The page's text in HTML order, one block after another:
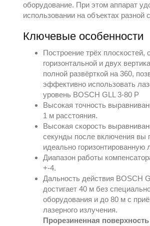
оборудование. При этом аппарат
использовании на объектах разной
Ключевые особенности
Построение трёх плоскостей,
горизонтальной и двух
полной развёрткой на 360,
эффективно использовать
уровень BOSCH GLL 3-80 P
Высокая точность
1 м расстояния.
Высокая скорость
секунды после включения вы
идеально горизонтированную
Диапазон работы
+-4.
Дальность действия BOSCH
достигает 40 м без
оборудования и до 80 м с
лазерного излучения.
Прорезиненная